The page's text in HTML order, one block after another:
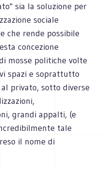
sia la soluzione per
sociale
che rende possibile
concezione
mosse politiche volte
spazi e soprattutto
privato, sotto diverse
grandi appalti, (e
tale
il nome di